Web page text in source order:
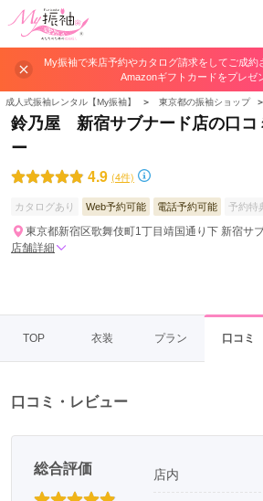
My振袖で来店予約やカタログ請求をしてご成約
Amazonギフトカードをプレゼ
成人式振袖レンタル【My振袖】 ＞ 東京都の振袖ショップ ＞
鈴乃屋 新宿サブナード店の口コ
ー
4.9 (4件)
カタログあり Web予約可能 電話予約可能 予約特
東京都新宿区歌舞伎町1丁目靖国通り下 新宿
店舗詳細
TOP 衣装 プラン 口コミ
口コミ・レビュー
総合評価 店内